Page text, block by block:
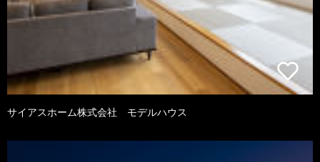
サイアスホーム株式会社 モデルハウス